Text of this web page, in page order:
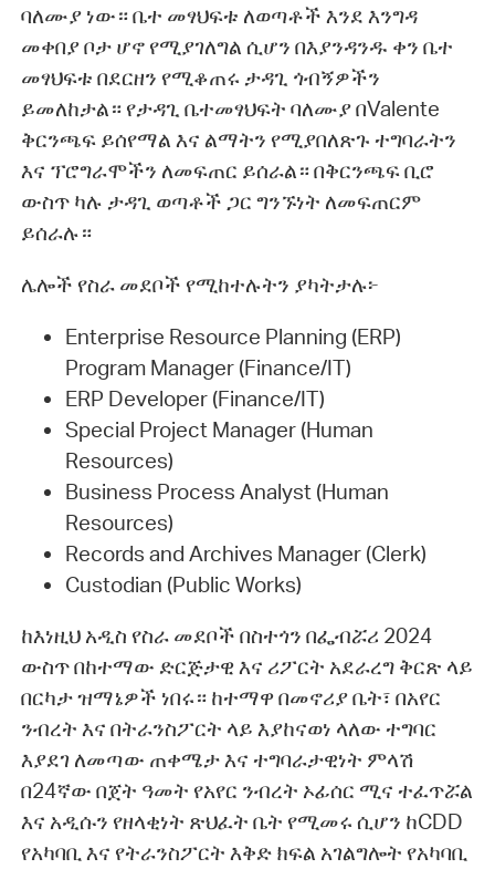
ባለሙያ ነው። ቤተ መፃህፍቱ ለወጣቶች እንደ እንግዳ
መቀበያ ቦታ ሆኖ የሚያገለግል ሲሆን በእያንዳንዱ ቀን ቤተ
መፃህፍቱ በደርዘን የሚቆጠሩ ታዳጊ ጎብኝዎችን
ይመለከታል። የታዳጊ ቤተመፃህፍት ባለሙያ በValente
ቅርንጫፍ ይሰየማል እና ልማትን የሚያበለጽጉ ተግባራትን
እና ፕሮግራሞችን ለመፍጠር ይሰራል። በቅርንጫፍ ቢሮ
ውስጥ ካሉ ታዳጊ ወጣቶች ጋር ግንኙነት ለመፍጠርም
ይሰራሉ።
ሌሎች የስራ መደቦች የሚከተሉትን ያካትታሉ፦
Enterprise Resource Planning (ERP)
Program Manager (Finance/IT)
ERP Developer (Finance/IT)
Special Project Manager (Human
Resources)
Business Process Analyst (Human
Resources)
Records and Archives Manager (Clerk)
Custodian (Public Works)
ከእነዚህ አዲስ የስራ መደቦች በስተጎን በፌብሯሪ 2024
ውስጥ በከተማው ድርጅታዊ እና ሪፖርት አደራረግ ቅርጽ ላይ
በርካታ ዝማኔዎች ነበሩ። ከተማዋ በመኖሪያ ቤት፣ በአየር
ንብረት እና በትራንስፖርት ላይ እያከናወነ ላለው ተግባር
እያደገ ለመጣው ጠቀሜታ እና ተግባራታዊነት ምላሽ
በ24ኛው በጀት ዓመት የአየር ንብረት ኦፊሰር ሚና ተፈጥሯል
እና አዲሱን የዘላቂነት ጽህፈት ቤት የሚመሩ ሲሆን ከCDD
የአካባቢ እና የትራንስፖርት እቅድ ክፍል አገልግሎት የአካባቢ